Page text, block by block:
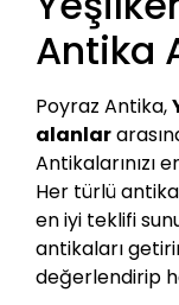
Antika
Poyraz Antika,
alanlar
Antikalarınızı
Her türlü
en iyi teklifi
antikaları
değerlendirip